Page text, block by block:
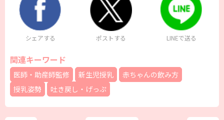
シェアする ポストする LINEで送る
関連キーワード
医師・助産師監修 新生児授乳
赤ちゃんの飲み方
授乳姿勢
吐き戻し・げっぷ